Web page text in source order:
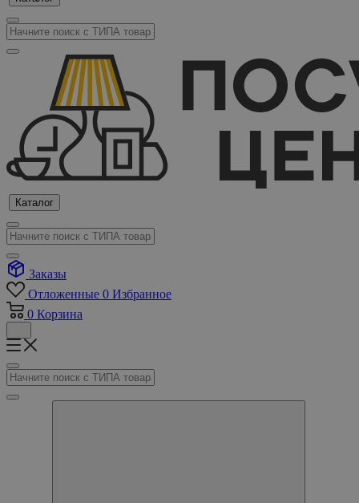
Каталог
Заказы
Отложенные 0 Избранное
0 Корзина